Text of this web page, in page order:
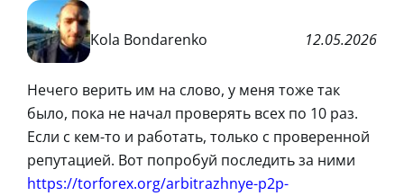
Kola Bondarenko 12.05.2026
Нечего верить им на слово, у меня тоже так
было, пока не начал проверять всех по 10 раз.
Если с кем-то и работать, только с проверенной
репутацией. Вот попробуй последить за ними
https://torforex.org/arbitrazhnye-p2p-